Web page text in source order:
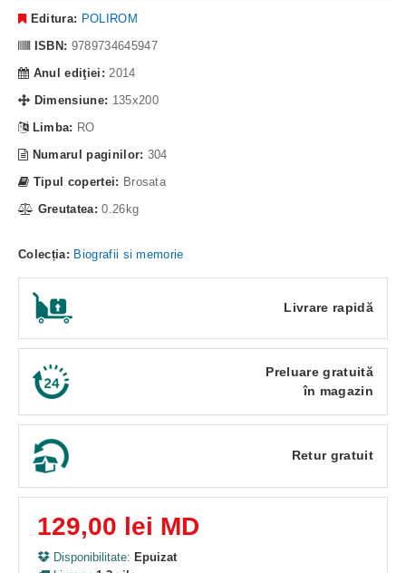
Editura: POLIROM
ISBN: 9789734645947
Anul ediţiei: 2014
Dimensiune: 135x200
Limba: RO
Numarul paginilor: 304
Tipul copertei: Brosata
Greutatea: 0.26kg
Colecția: Biografii si memorie
Livrare rapidă
Preluare gratuită
în magazin
Retur gratuit
129,00 lei MD
Disponibilitate: Epuizat